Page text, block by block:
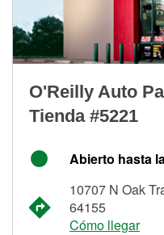
O'Reilly Auto
Tienda #5221
Abierto hasta
10707 N Oak
64155
Cómo llegar